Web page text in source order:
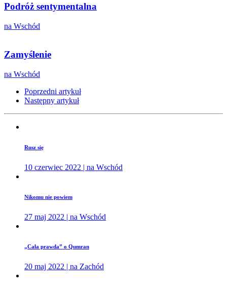
Podróż sentymentalna
na Wschód
Zamyślenie
na Wschód
Poprzedni artykuł
Następny artykuł
Rusz się
10 czerwiec 2022 | na Wschód
Nikomu nie powiem
27 maj 2022 | na Wschód
„Cała prawda” o Qumran
20 maj 2022 | na Zachód